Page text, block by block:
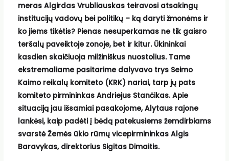
meras Algirdas Vrubliauskas teiravosi atsakingų
institucijų vadovų bei politikų – ką daryti žmonėms ir
ko jiems tikėtis? Pienas nesuperkamas ne tik gaisro
teršalų paveiktoje zonoje, bet ir kitur. Ūkininkai
kasdien skaičiuoja milžiniškus nuostolius. Tame
ekstremaliame pasitarime dalyvavo trys Seimo
Kaimo reikalų komiteto (KRK) nariai, tarp jų pats
komiteto pirmininkas Andriejus Stančikas. Apie
situaciją jau išsamiai pasakojome, Alytaus rajone
lankėsi, kaip padėti į bėdą patekusiems žemdirbiams
svarstė Žemės ūkio rūmų vicepirmininkas Algis
Baravykas, direktorius Sigitas Dimaitis.